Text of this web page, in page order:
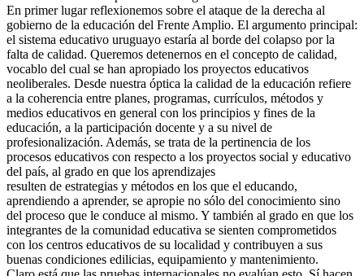
En primer lugar reflexionemos sobre el ataque de la derecha al
gobierno de la educación del Frente Amplio. El argumento principal:
el sistema educativo uruguayo estaría al borde del colapso por la
falta de calidad. Queremos detenernos en el concepto de calidad,
vocablo del cual se han apropiado los proyectos educativos
neoliberales. Desde nuestra óptica la calidad de la educación refiere
a la coherencia entre planes, programas, currículos, métodos y
medios educativos en general con los principios y fines de la
educación, a la participación docente y a su nivel de
profesionalización. Además, se trata de la pertinencia de los
procesos educativos con respecto a los proyectos social y educativo
del país, al grado en que los aprendizajes
resulten de estrategias y métodos en los que el educando,
aprendiendo a aprender, se apropie no sólo del conocimiento sino
del proceso que le conduce al mismo. Y también al grado en que los
integrantes de la comunidad educativa se sienten comprometidos
con los centros educativos de su localidad y contribuyen a sus
buenas condiciones edilicias, equipamiento y mantenimiento.